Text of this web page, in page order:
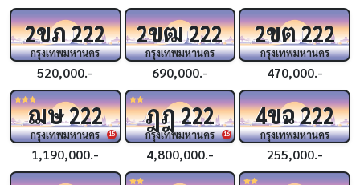
2ขภ222
กรุงเทพมหานคร
520,000.-
2ขฒ222
กรุงเทพมหานคร
690,000.-
2ขต222
กรุงเทพมหานคร
470,000.-
15
ฌษ222
กรุงเทพมหานคร
1,190,000.-
16
ฎฎ222
กรุงเทพมหานคร
4,800,000.-
4ขฉ222
กรุงเทพมหานคร
255,000.-